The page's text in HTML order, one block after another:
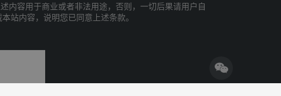
内容用于商业或者非法用途，否则，一切后果请用户自
站内容，说明您已同意上述条款。